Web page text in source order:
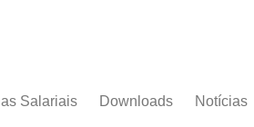
Salariais Downloads Notícias